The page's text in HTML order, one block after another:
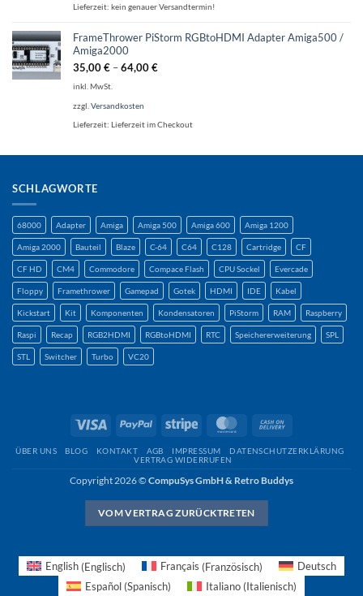
Lieferzeit: kein genauer Versandtermin!
FrameThrower PiStorm RGBtoHDMI Adapter Amiga500 /
Amiga2000
35,00€ –64,00€
inkl. MwSt.
zzgl. Versandkosten
Lieferzeit: Lieferzeit im Checkout
SCHLAGWORTE
68000 Adapter Amiga Amiga 500 Amiga 600 Amiga 1200
Amiga 2000 Bauteil Blaze C-64 C64 C128 Cartridge CF
CF HD CM4 Commodore Compace Flash CPU Sockel Evercade
Floppy Framethrower Gamepad Gotek HDMI IDE Kabel
Kickstart Kit Komponenten Kondensatoren PiStorm RAM Raspberry
Raspi Recap RGB2HDMI RGBtoHDMI RTC Speichererweiterung SPL
STL Switcher Turbo VC20
Visum PayPal Streifen MasterCard
ÜBER UNS BLOG KONTAKT AGB IMPRESSUM
DATENSCHUTZERKLÄRUNG
VERTRAG WIDERRUFEN
Copyright 2026 © CompuSys GmbH & Retro Buddys
VOM VERTRAG ZURÜCKTRETEN
English(Englisch) Français (Französisch)
Deutsch
Español (Spanisch) Italiano (Italienisch)